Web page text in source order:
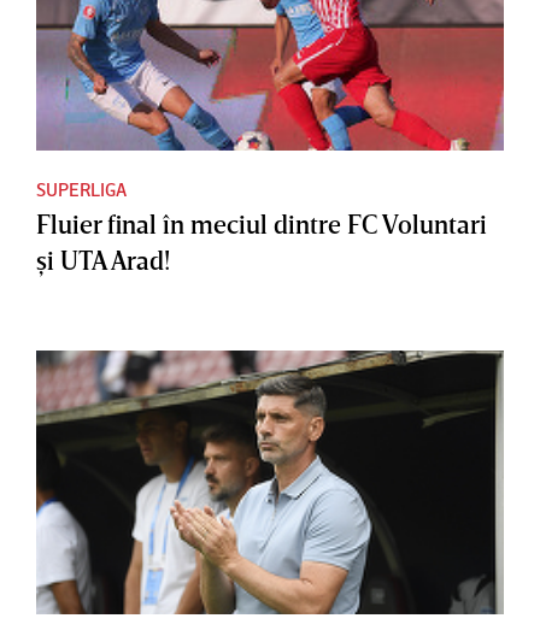
SUPERLIGA
Fluier final în meciul dintre FC Voluntari
şi UTA Arad!